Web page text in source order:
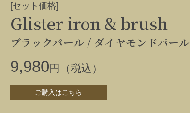
[セット価格]
Glister iron & brush
ブラックパール / ダイヤモンドパール
9,980 円（税込）
ご購入はこちら